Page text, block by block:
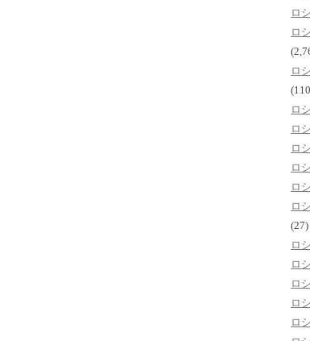
ロ
ロ
ロ
ロ
ロ
ロ
ロ
ロ
ロ
(27)
ロ
ロ
ロ
ロ
ロ